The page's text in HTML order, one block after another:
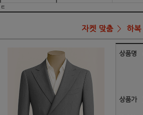
ㅌ
자켓 맞춤 하복
상품명
상품가